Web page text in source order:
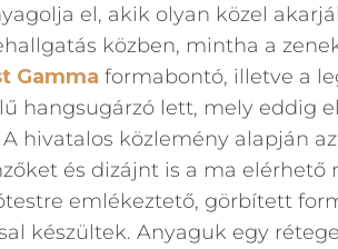
el, akik olyan közel
közben, mintha a
Gamma formabontó, illetve a
hangsugárzó lett, mely eddig
hivatalos közlemény alapján
és dizájnt is a ma elérhető
emlékeztető, görbített
készültek. Anyaguk egy